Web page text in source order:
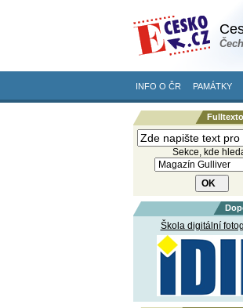
INFO O ČR PAMÁTKY
Sekce, kde
Škola digitální